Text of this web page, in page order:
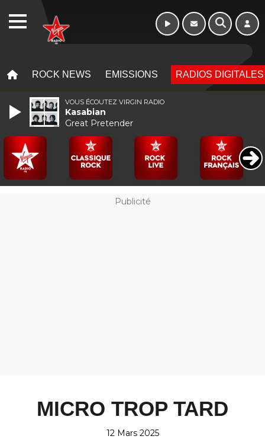
ROCK NEWS EMISSIONS RADIOS DIGITALES
Publicité
MICRO TROP TARD
12 Mars 2025
VOUS ÉCOUTEZ VIRGIN RADIO
Kasabian
Great Pretender
WEBRADIO Week-end de 06h
à 12h